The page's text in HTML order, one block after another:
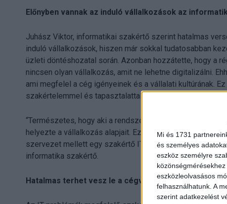
Mi és 1731
és személyes
eszköz személyre
eszközleolvasásos
felhasználhatunk. A
szerint adatkezelést
Előnyben vannak az induló vállalkozások az
Juhász Viktor, informatikai szakértő szerint hatalmas
induló vállalkozások, hiszen már sokkal tudatosabban
üzleti döntéshozatal során. Azonban hozzátette, hogy a
nincsen olyan vállalkozás, amit ne lehetne digitalizálni.
ami megfelel a cég igényeinek és a vállalati kultúrának.
szakértelemmel és tapasztalattal rendelkező IT
“Természetes, hogy aki a rendszerváltás előtt, vagy a
helyezte a vállalkozás alapjait. Ez azonban mára
szervezet mellett egy szakértő IT szolgáltató, aki segíti
informatika szakértő.
Hatalmas terhet vesz le a cégvezetők válláról a jó